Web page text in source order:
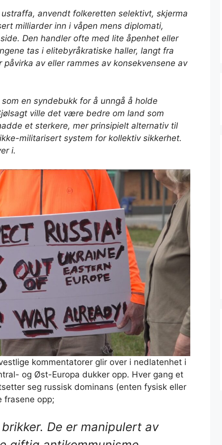
anvendt folkeretten selektivt, skjerma
milliarder inn i våpen mens diplomati,
Den handler ofte med lite åpenhet eller
tas i elitebyråkratiske haller, langt fra
av eller rammes av konsekvensene av
en syndebukk for å unngå å holde
ville det være bedre om land som
et sterkere, mer prinsipielt alternativ til
militarisert system for kollektiv sikkerhet.
i.
kommentatorer glir over i nedlatenhet i
og Øst-Europa dukker opp. Hver gang et
seg russisk dominans (enten fysisk eller
frasene opp;
De er manipulert av